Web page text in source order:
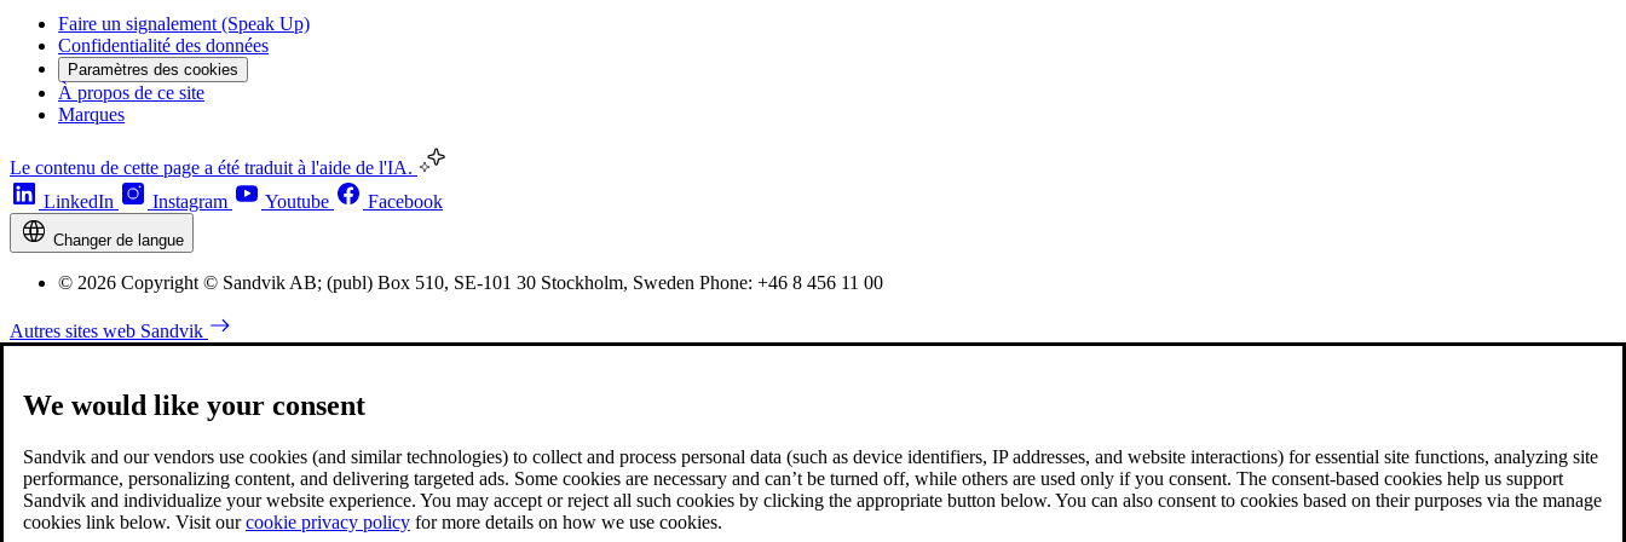
Faire un signalement (Speak Up)
Confidentialité des données
Paramètres des cookies
À propos de ce site
Marques
Le contenu de cette page a été traduit à l'aide de l'IA.
LinkedIn
Instagram Youtube Facebook
Changer de langue
© 2026 Copyright © Sandvik AB; (publ) Box 510, SE-101 30 Stockholm, Sweden Phone: +46 8 456 11 00
Autres sites web Sandvik
We would like your consent
Sandvik and our vendors use cookies (and similar technologies) to collect and process personal data (such as device identifiers, IP addresses, and website interactions) for essential site functions, analyzing site
performance, personalizing content, and delivering targeted ads. Some cookies are necessary and can’t be turned off, while others are used only if you consent. The consent-based cookies help us support
Sandvik and individualize your website experience. You may accept or reject all such cookies by clicking the appropriate button below. You can also consent to cookies based on their purposes via the manage
cookies link below. Visit ourcookie privacy policy for more details on how we use cookies.